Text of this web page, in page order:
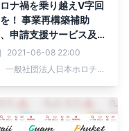
ナ禍を乗り越えV字回
！ 事業再構築補助
申請支援サービス及び
診断サービス開始
2021-06-08 22:00
一般社団法人日本ホロチェーン協会